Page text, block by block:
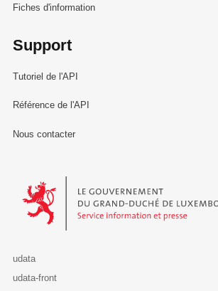
Fiches d'information
Support
Tutoriel de l'API
Référence de l'API
Nous contacter
Le Gouvernement du Grand-Duché de
udata
udata-front